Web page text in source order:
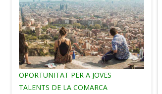
OPORTUNITAT PER A JOVES
TALENTS DE LA COMARCA